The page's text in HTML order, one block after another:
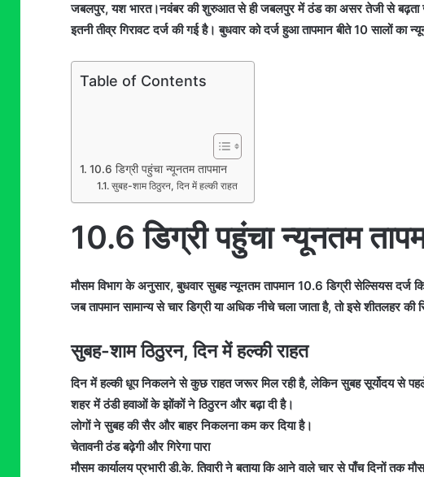
जबलपुर, यश भारत।नवंबर की शुरुआत से ही जबलपुर में ठंड का असर तेजी से बढ़ता
इतनी तीव्र गिरावट दर्ज की गई है। बुधवार को दर्ज हुआ तापमान बीते 10 सालों का
Table of Contents
10.6 डिग्री पहुंचा न्यूनतम तापमान
सुबह-शाम ठिठुरन, दिन में हल्की राहत
10.6 डिग्री पहुंचा न्यूनतम
मौसम विभाग के अनुसार, बुधवार सुबह न्यूनतम तापमान 10.6 डिग्री सेल्सियस दर्ज
जब तापमान सामान्य से चार डिग्री या अधिक नीचे चला जाता है, तो इसे शीतलहर की
सुबह-शाम ठिठुरन, दिन में हल्की राहत
दिन में हल्की धूप निकलने से कुछ राहत जरूर मिल रही है, लेकिन सुबह सूर्योदय से
शहर में ठंडी हवाओं के झोंकों ने ठिठुरन और बढ़ा दी है।
लोगों ने सुबह की सैर और बाहर निकलना कम कर दिया है।
चेतावनी ठंड बढ़ेगी और गिरेगा पारा
मौसम कार्यालय प्रभारी डी.के. तिवारी ने बताया कि आने वाले चार से पाँच दिनों तक